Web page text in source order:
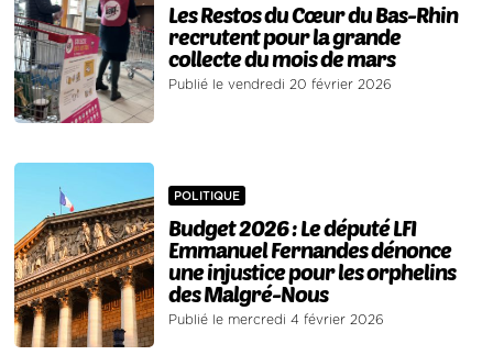
Les Restos du Cœur du Bas-Rhin
recrutent pour la grande
collecte du mois de mars
Publié le vendredi 20 février 2026
POLITIQUE
Budget 2026 : Le député LFI
Emmanuel Fernandes dénonce
une injustice pour les orphelins
des Malgré-Nous
Publié le mercredi 4 février 2026